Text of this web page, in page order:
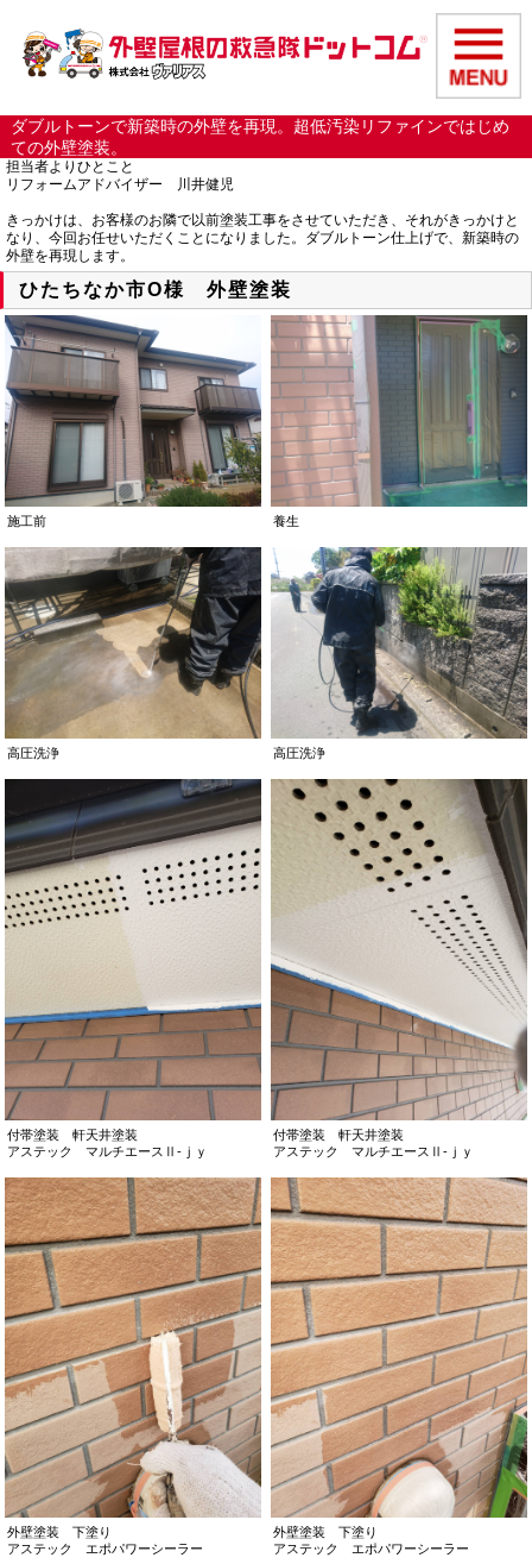
ダブルトーンで新築時の外壁を再現。超低汚染リファインではじめ
ての外壁塗装。
担当者よりひとこと
リフォームアドバイザー 川井健児
きっかけは、お客様のお隣で以前塗装工事をさせていただき、それがきっかけと
なり、今回お任せいただくことになりました。ダブルトーン仕上げで、新築時の
外壁を再現します。
ひたちなか市O様 外壁塗装
施工前 養生
高圧洗浄 高圧洗浄
付帯塗装 軒天井塗装
アステック マルチエースⅡ-ｊｙ
付帯塗装 軒天井塗装
アステック マルチエースⅡ-ｊｙ
外壁塗装 下塗り
アステック エポパワーシーラー
外壁塗装 下塗り
アステック エポパワーシーラー